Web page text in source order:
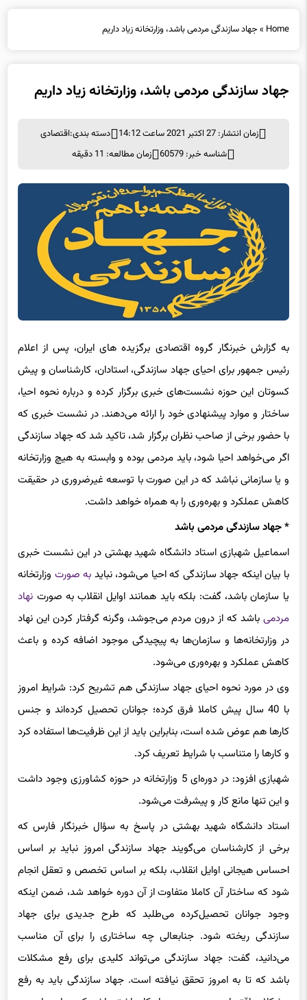
شناسه خبر: 60579
زمان مطالعه: 11 دقیقه
رئیس جمهور برای احیای جهاد سازندگی، استادان، کارشناسان و پیش
کسوتان این حوزه نشست‌های خبری برگزار کرده و درباره نحوه احیا،
ساختار و موارد پیشنهادی خود را ارائه می‌دهند. در نشست خبری که
با حضور برخی از صاحب نظران برگزار شد، تاکید شد که جهاد سازندگی
اگر می‌خواهد احیا شود، باید مردمی بوده و وابسته به هیچ وزارتخانه
و یا سازمانی نباشد که در این صورت با توسعه غیرضروری در حقیقت
کاهش عملکرد و بهره‌وری را به همراه خواهد داشت.
* جهاد سازندگی مردمی باشد
اسماعیل شهبازی استاد دانشگاه شهید بهشتی در این نشست خبری
با بیان اینکه جهاد سازندگی که احیا می‌شود، نباید به صورتوزارتخانه
یا سازمان باشد، گفت: بلکه باید همانند اوایل انقلاب به صورتنهاد
مردمیباشد که از درون مردم می‌جوشد، وگرنه گرفتار کردن این نهاد
در وزارتخانه‌ها و سازمان‌ها به پیچیدگی موجود اضافه کرده و باعث
کاهش عملکرد و بهره‌وری می‌شود.
وی در مورد نحوه احیای جهاد سازندگی هم تشریح کرد: شرایط امروز
با 40 سال پیش کاملا فرق کرده؛ جوانان تحصیل ‌کرده‌اند و جنس
کارها هم عوض شده است، بنابراین باید از این ظرفیت‌ها استفاده کرد
و کارها را متناسب با شرایط تعریف کرد.
شهبازی افزود: در دوره‌ای 5 وزارتخانه در حوزه کشاورزی وجود داشت
و این تنها مانع کار و پیشرفت می‌شود.
استاد دانشگاه شهید بهشتی در پاسخ به سؤال خبرنگار فارس که
برخی از کارشناسان می‌گویند جهاد سازندگی امروز نباید بر اساس
احساس هیجانی اوایل انقلاب، بلکه بر اساس تخصص و تعقل انجام
شود که ساختار آن کاملا متفاوت از آن دوره خواهد شد، ضمن اینکه
وجود جوانان تحصیل‌کرده می‌طلبد که طرح جدیدی برای جهاد
سازندگی ریخته شود. جنابعالی چه ساختاری را برای آن مناسب
می‌دانید، گفت: جهاد سازندگی می‌تواند کلیدی برای رفع مشکلات
باشد که تا به امروز تحقق نیافته است. جهاد سازندگی باید به رفع
مشکلات اقتصادی مردم برود و راهکار داشته باشد که در این باره چه